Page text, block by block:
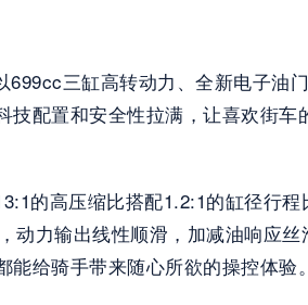
三缸高转动力、全新电子油
配置和安全性拉满，让喜欢街车
的高压缩比搭配1.2:1的缸径行
力输出线性顺滑，加减油响应
给骑手带来随心所欲的操控体验。